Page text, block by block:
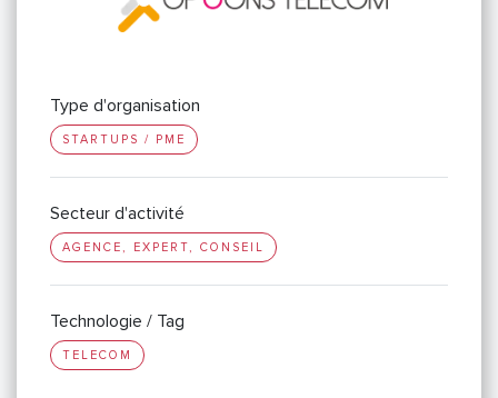
Type d'organisation
STARTUPS / PME
Secteur d'activité
AGENCE, EXPERT, CONSEIL
Technologie / Tag
TELECOM